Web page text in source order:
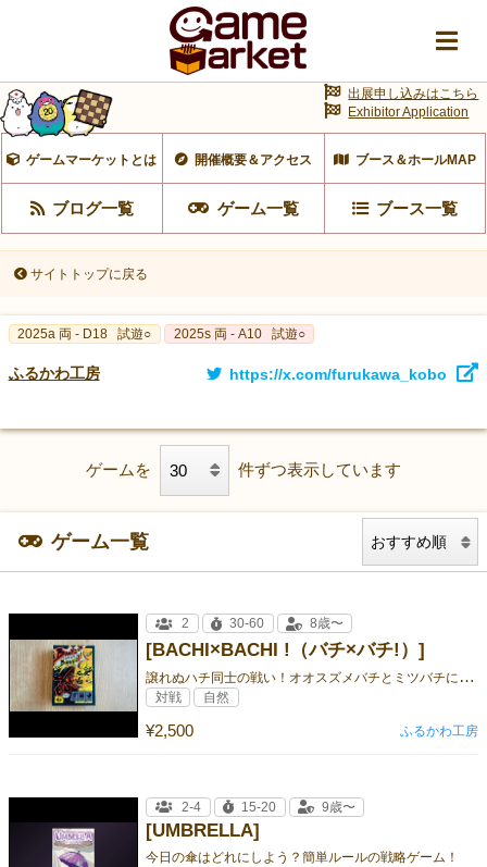
ゲームマーケットとは 開催概要＆アクセス ブース＆ホールMAP
ブログ一覧 ゲーム一覧 ブース一覧
出展申し込みはこちら
Exhibitor Application
サイトトップに戻る
2025a 両 - D18 試遊○ 2025s 両 - A10 試遊○
ふるかわ工房 https://x.com/furukawa_kobo
ゲームを 件ずつ表示しています
ゲーム一覧
[BACHI×BACHI !（バチ×バチ!）]
譲
れぬハチ同士の戦い！オオスズメバチとミツバチに分かれて戦う2人用非対称アブストラクト
¥2,500
2 30-60 8歳〜
対戦 自然
ふるかわ工房
[UMBRELLA]
今日の傘はどれにしよう？簡単ルールの戦略ゲーム！
2-4 15-20 9歳〜